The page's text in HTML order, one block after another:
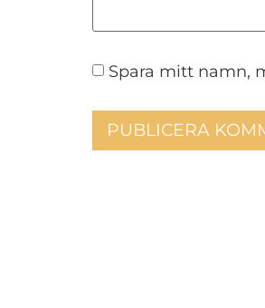
Spara mitt namn,